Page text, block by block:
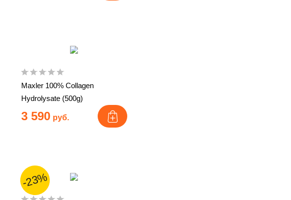
Maxler 100% Collagen
Hydrolysate (500g)
3 590 руб.
-23%